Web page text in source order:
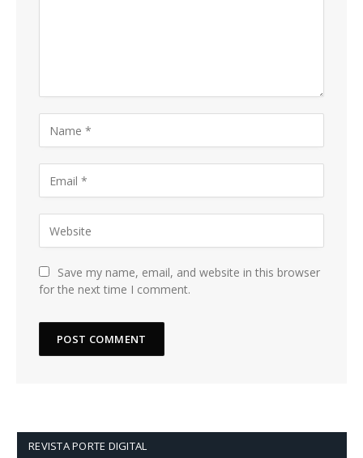
Save my name, email, and website in this browser
for the next time I comment.
REVISTA PORTE DIGITAL